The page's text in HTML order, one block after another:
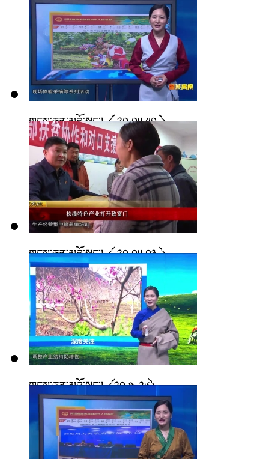
གངས་ཅན་མཐོ་སྒང་། ༼ ༢༠.༠༥.༡༠ ༽
གངས་ཅན་མཐོ་སྒང་། ༼ ༢༠.༠༥.༠༣ ༽
གངས་ཅན་མཐོ་སྒང་། ༼༢༠.༤.༢༦༽